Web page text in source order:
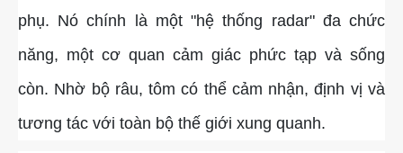
phụ. Nó chính là một "hệ thống radar" đa chức
năng, một cơ quan cảm giác phức tạp và sống
còn. Nhờ bộ râu, tôm có thể cảm nhận, định vị và
tương tác với toàn bộ thế giới xung quanh.